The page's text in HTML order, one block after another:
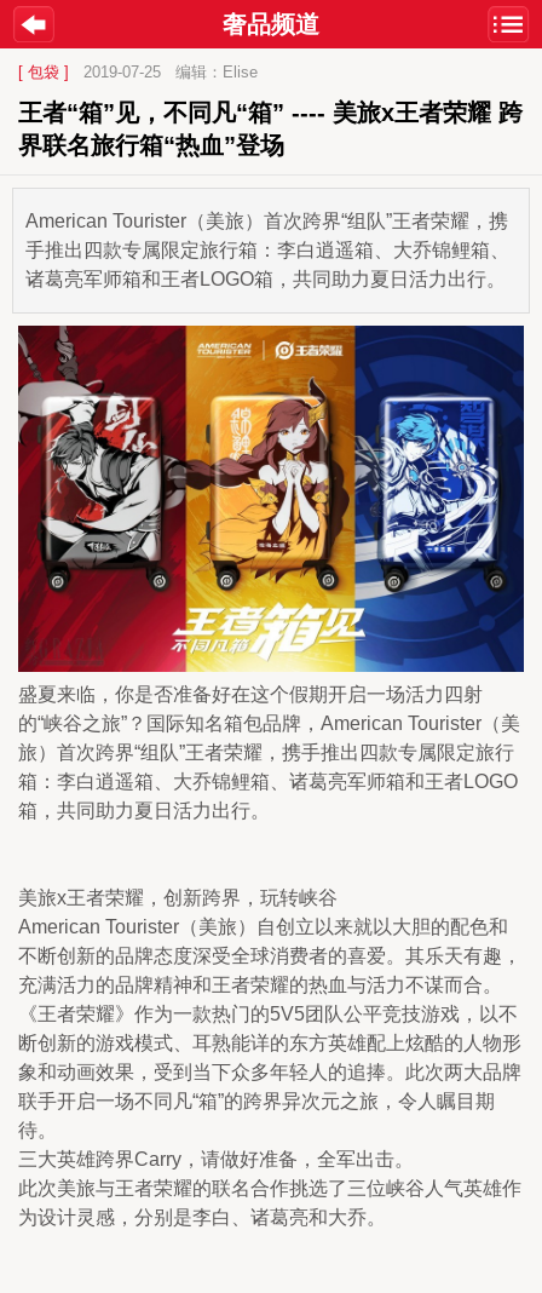
奢品频道
[ 包袋 ] 2019-07-25 编辑：Elise
王者“箱”见，不同凡“箱” ---- 美旅x王者荣耀 跨
界联名旅行箱“热血”登场
American Tourister（美旅）首次跨界“组队”王者荣耀，携
手推出四款专属限定旅行箱：李白逍遥箱、大乔锦鲤箱、
诸葛亮军师箱和王者LOGO箱，共同助力夏日活力出行。
盛夏来临，你是否准备好在这个假期开启一场活力四射
的“峡谷之旅”？国际知名箱包品牌，American Tourister（美
旅）首次跨界“组队”王者荣耀，携手推出四款专属限定旅行
箱：李白逍遥箱、大乔锦鲤箱、诸葛亮军师箱和王者LOGO
箱，共同助力夏日活力出行。
美旅x王者荣耀，创新跨界，玩转峡谷
American Tourister（美旅）自创立以来就以大胆的配色和
不断创新的品牌态度深受全球消费者的喜爱。其乐天有趣，
充满活力的品牌精神和王者荣耀的热血与活力不谋而合。
《王者荣耀》作为一款热门的5V5团队公平竞技游戏，以不
断创新的游戏模式、耳熟能详的东方英雄配上炫酷的人物形
象和动画效果，受到当下众多年轻人的追捧。此次两大品牌
联手开启一场不同凡“箱”的跨界异次元之旅，令人瞩目期
待。
三大英雄跨界Carry，请做好准备，全军出击。
此次美旅与王者荣耀的联名合作挑选了三位峡谷人气英雄作
为设计灵感，分别是李白、诸葛亮和大乔。